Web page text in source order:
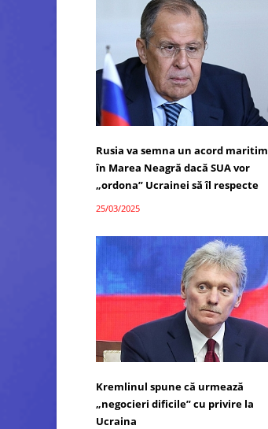
Rusia va semna un acord maritim
în Marea Neagră dacă SUA vor
„ordona” Ucrainei să îl respecte
25/03/2025
Kremlinul spune că urmează
„negocieri dificile” cu privire la
Ucraina